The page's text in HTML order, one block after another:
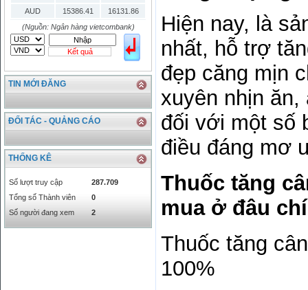
AUD
15386.41
16131.86
HKD
2906.04
3028.6
SGD
16755.29
17427.08
THB
666.2
786.99
CAD
17223.74
18058.21
CHF
23161.62
24283.77
INR
0
KRW
18.01
21.12
KWD
0
79758.97
MYR
5808.39
RMB
3272
RUB
(Nguồn: Ngân hàng vietcombank)
Kết quả
TIN MỚI ĐĂNG
ĐỐI TÁC - QUẢNG CÁO
THỐNG KÊ
Số lượt truy cập
287.709
Tổng số Thành viên
0
Số người đang xem
2
Hiện nay, là
nhất, hỗ trợ
đẹp căng mịn
xuyên nhịn
đối với một số
điều đáng mơ
Thuốc tăng
mua ở đâu
Thuốc tăng
100%